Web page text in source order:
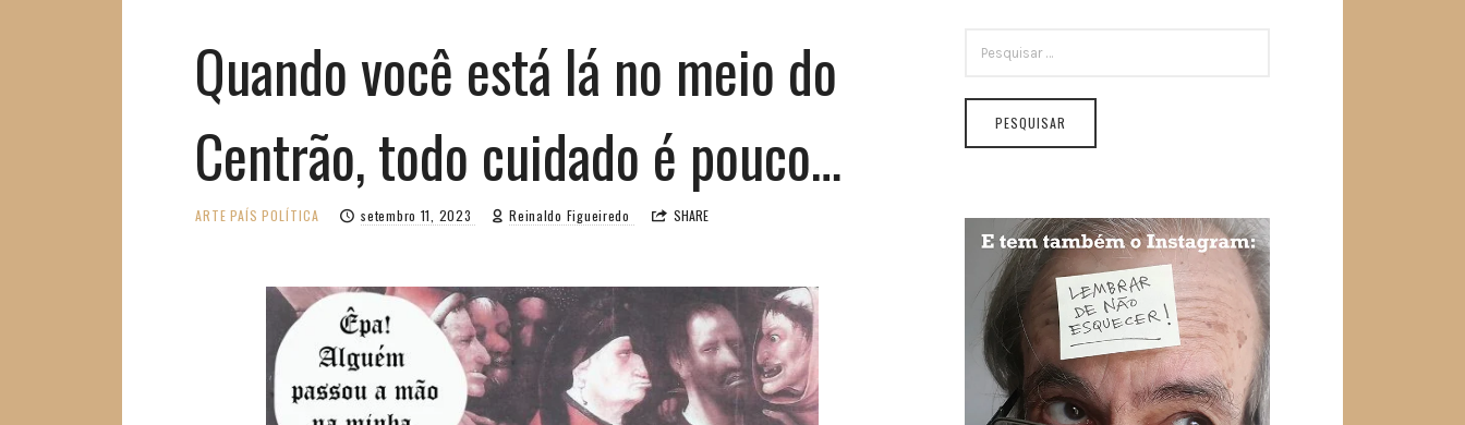
Quando você está lá no meio do
Centrão, todo cuidado é pouco…
ARTE PAÍS POLÍTICA setembro 11, 2023 Reinaldo Figueiredo SHARE
POR: